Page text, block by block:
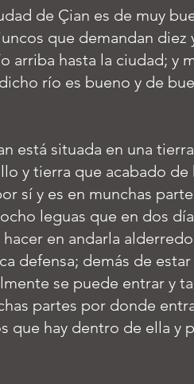
de Çian es de muy
que demandan diez
arriba hasta la ciudad; y
río es bueno y de
está situada en una
y tierra que acabado
sí y es en munchas
leguas que en dos
en andarla
defensa; demás de
se puede entrar y
partes por donde
que hay dentro de ella y